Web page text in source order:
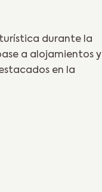
durante la
a alojamientos y
en la